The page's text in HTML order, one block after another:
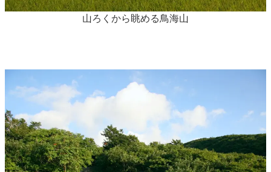
山ろくから眺める鳥海山